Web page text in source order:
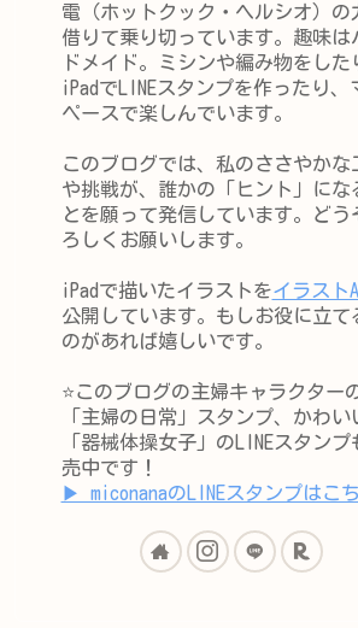
電（ホットクック・ヘルシオ）の
借りて乗り切っています。趣味は
ドメイド。ミシンや編み物をした
iPadでLINEスタンプを作ったり、
ペースで楽しんでいます。
このブログでは、私のささやかな
や挑戦が、誰かの「ヒント」にな
とを願って発信しています。どう
ろしくお願いします。
iPadで描いたイラストをイラスト
公開しています。もしお役に立て
のがあれば嬉しいです。
⭐️このブログの主婦キャラクター
「主婦の日常」スタンプ、かわい
「器械体操女子」のLINEスタンプ
売中です！
▶︎ miconanaのLINEスタンプはこ